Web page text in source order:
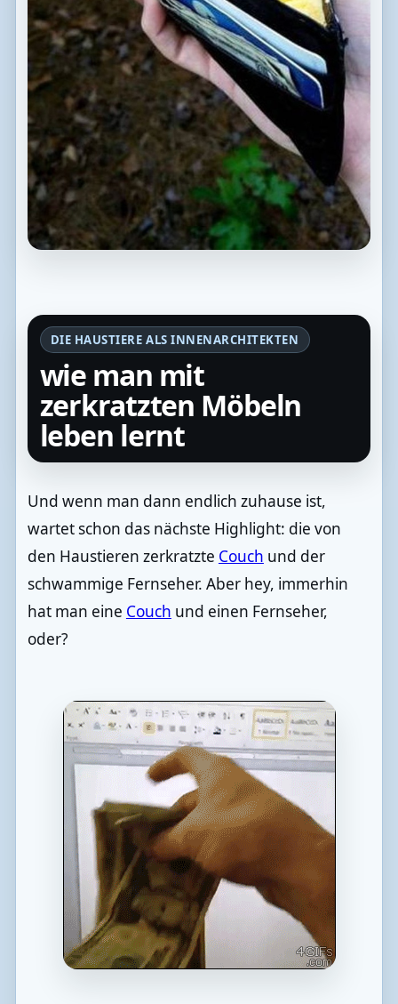
DIE HAUSTIERE ALS INNENARCHITEKTEN
wie man mit
zerkratzten Möbeln
leben lernt
Und wenn man dann endlich zuhause ist,
wartet schon das nächste Highlight: die von
den Haustieren zerkratzte Couch und der
schwammige Fernseher. Aber hey, immerhin
hat man eine Couch und einen Fernseher,
oder?